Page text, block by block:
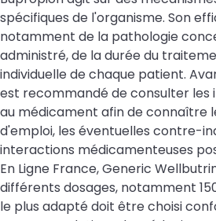
spécifiques de l'organisme. Son
notamment de la pathologie
administré, de la durée du
individuelle de chaque patient.
est recommandé de consulter les
au médicament afin de connaître
d'emploi, les éventuelles contre-
interactions médicamenteuses
En Ligne France, Generic
différents dosages, notamment
le plus adapté doit être choisi